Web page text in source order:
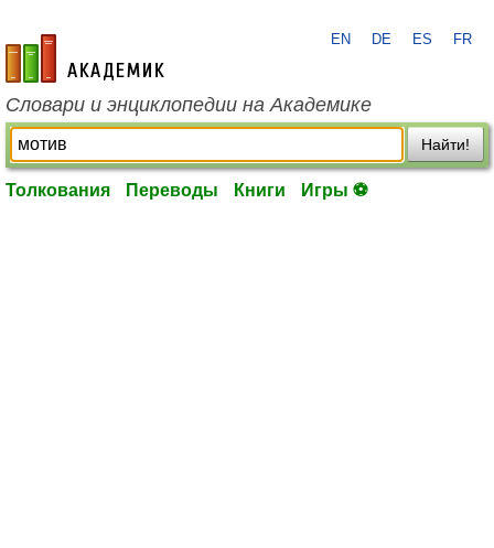
academic.ru
EN DE ES FR
Словари и энциклопедии на Академике
Найти!
Толкования Переводы Книги Игры ⚽